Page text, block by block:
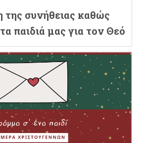
συνήθειας καθώς
παιδιά μας για τον Θεό